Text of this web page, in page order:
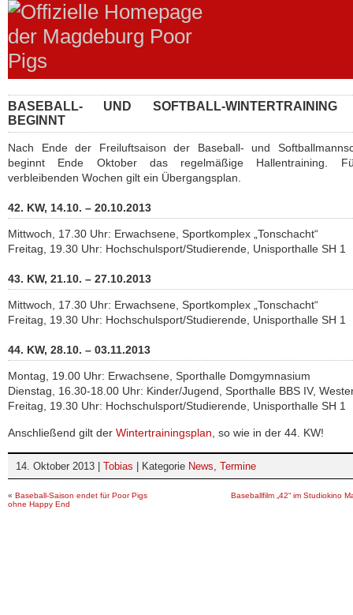
BASEBALL- UND SOFTBALL-WINTERTRAINING
BEGINNT
Nach Ende der Freiluftsaison der Baseball- und
beginnt Ende Oktober das regelmäßige Hallentraining.
verbleibenden Wochen gilt ein Übergangsplan.
42. KW, 14.10. – 20.10.2013
Mittwoch, 17.30 Uhr: Erwachsene, Sportkomplex „Tonschacht“
Freitag, 19.30 Uhr: Hochschulsport/Studierende, Unisporthalle SH 1
43. KW, 21.10. – 27.10.2013
Mittwoch, 17.30 Uhr: Erwachsene, Sportkomplex „Tonschacht“
Freitag, 19.30 Uhr: Hochschulsport/Studierende, Unisporthalle SH 1
44. KW, 28.10. – 03.11.2013
Montag, 19.00 Uhr: Erwachsene, Sporthalle Domgymnasium
Dienstag, 16.30-18.00 Uhr: Kinder/Jugend, Sporthalle BBS IV,
Freitag, 19.30 Uhr: Hochschulsport/Studierende, Unisporthalle SH 1
Anschließend gilt der Wintertrainingsplan , so wie in der 44. KW!
14. Oktober 2013 | Tobias | Kategorie News, Termine
« Baseball-Saison endet für Poor Pigs
ohne Happy End
Baseballfilm „42“ im Studiokino